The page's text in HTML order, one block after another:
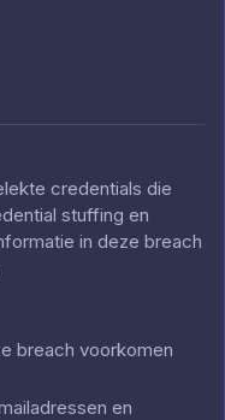
credentials die
stuffing en
in deze breach
breach voorkomen
en